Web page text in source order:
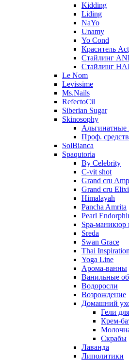
Kidding
Liding
NaYo
Unamy
Yo Cond
Краситель
Стайлинг
Стайлинг
Le Nom
Levissime
Ms.Nails
RefectoCil
Siberian Sugar
Skinosophy
Альгинатные
Проф.
SolBianca
Spaqutoria
By Celebrity
C-vit shot
Grand cru
Grand сru
Himalayah
Pancha Amrita
Pearl
Spa-маникюр
Sreda
Swan Grace
Thai Inspiration
Yoga Line
Арома-ванны
Ванильные
Водоросли
Возрождение
Домашний
Гели
Крем-
Скрабы
Лаванда
Липолитики